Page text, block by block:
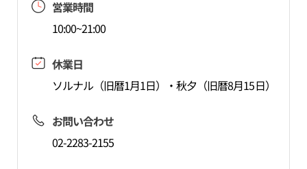
営業時間
10:00~21:00
休業日
ソルナル（旧暦1月1日）・秋夕（旧暦8月15日）
お問い合わせ
02-2283-2155